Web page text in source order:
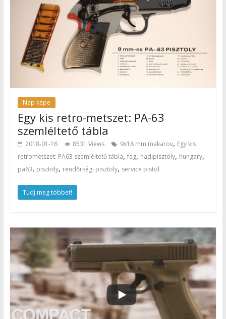
Nap képe
Egy kis retro-metszet: PA-63
szemléltető tábla
2018-01-16 8531 Views 9x18 mm makarov, Egy kis
retrometszet: PA63 szemléltető tábla, fég, hadipisztoly, hungary,
pa63, pisztoly, rendőrségi pisztoly, service pistol
Tudj meg többet!